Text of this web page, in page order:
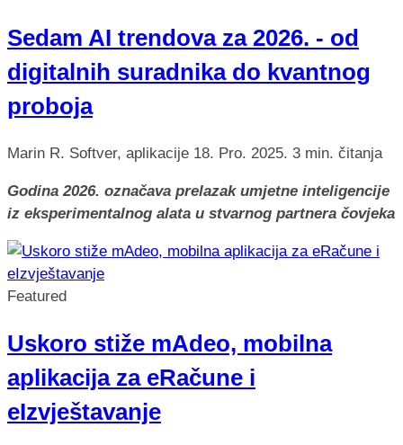
Sedam AI trendova za 2026. - od
digitalnih suradnika do kvantnog
proboja
Marin R. Softver, aplikacije 18. Pro. 2025. 3 min. čitanja
Godina 2026. označava prelazak umjetne inteligencije
iz eksperimentalnog alata u stvarnog partnera čovjeka
Featured
Uskoro stiže mAdeo, mobilna
aplikacija za eRačune i
eIzvještavanje